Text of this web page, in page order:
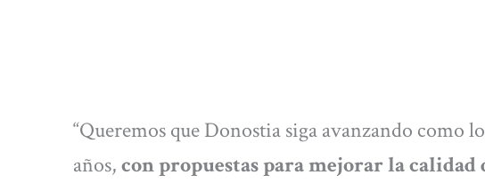
“Queremos que Donostia siga avanzando como
años,con propuestas para mejorar la calidad